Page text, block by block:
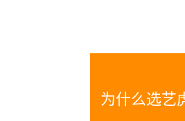
为什么选艺